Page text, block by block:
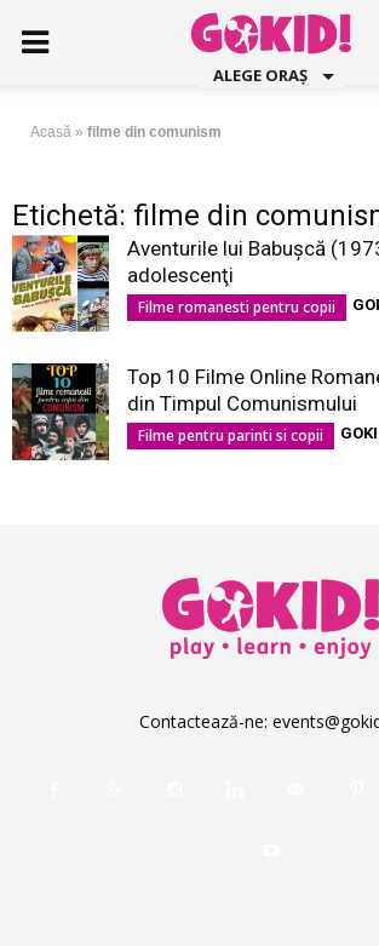
ALEGE ORAȘ
Acasă » filme din comunism
Etichetă: filme din
Aventurile lui Babuşcă
adolescenţi
Filme romanesti pentru copii
Top 10 Filme Online
din Timpul Comunismului
Filme pentru parinti si copii
Contactează-ne: